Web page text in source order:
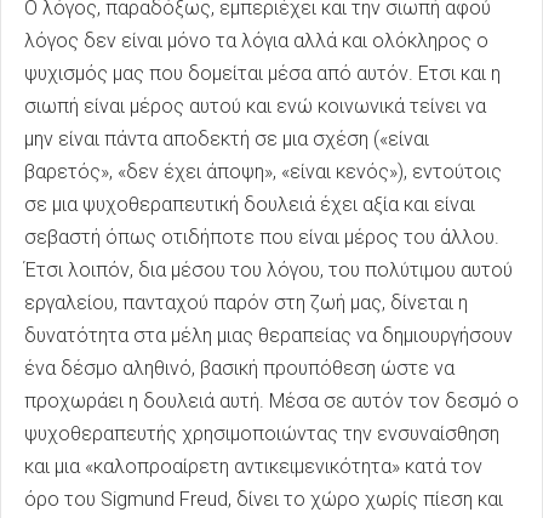
Ο λόγος, παραδόξως, εμπεριέχει και την σιωπή αφού
λόγος δεν είναι μόνο τα λόγια αλλά και ολόκληρος ο
ψυχισμός μας που δομείται μέσα από αυτόν. Ετσι και η
σιωπή είναι μέρος αυτού και ενώ κοινωνικά τείνει να
μην είναι πάντα αποδεκτή σε μια σχέση («είναι
βαρετός», «δεν έχει άποψη», «είναι κενός»), εντούτοις
σε μια ψυχοθεραπευτική δουλειά έχει αξία και είναι
σεβαστή όπως οτιδήποτε που είναι μέρος του άλλου.
Έτσι λοιπόν, δια μέσου του λόγου, του πολύτιμου αυτού
εργαλείου, πανταχού παρόν στη ζωή μας, δίνεται η
δυνατότητα στα μέλη μιας θεραπείας να δημιουργήσουν
ένα δέσμο αληθινό, βασική προυπόθεση ώστε να
προχωράει η δουλειά αυτή. Μέσα σε αυτόν τον δεσμό ο
ψυχοθεραπευτής χρησιμοποιώντας την ενσυναίσθηση
και μια «καλοπροαίρετη αντικειμενικότητα» κατά τον
όρο του Sigmund Freud, δίνει το χώρο χωρίς πίεση και